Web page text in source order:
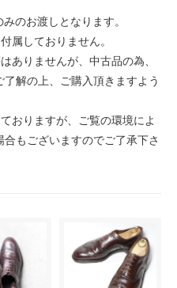
のお渡しとなります。
属しておりません。
ありませんが、中古品の為、
解の上、ご購入頂きますよう
おりますが、ご覧の環境によ
もございますのでご了承下さ